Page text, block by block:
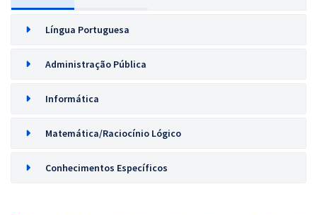
Língua Portuguesa
Administração Pública
Informática
Matemática/Raciocínio Lógico
Conhecimentos Específicos